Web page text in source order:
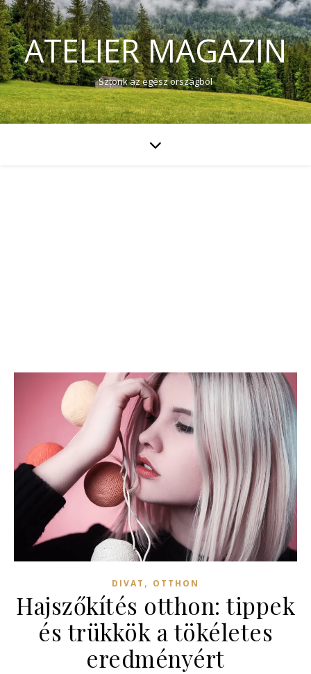
ATELIER MAGAZIN
Sztorik az egész országból
DIVAT , OTTHON
Hajszőkítés otthon: tippek
és trükkök a tökéletes
eredményért